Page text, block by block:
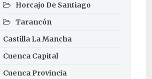
Horcajo De Santiago
Tarancón
Castilla La Mancha
Cuenca Capital
Cuenca Provincia